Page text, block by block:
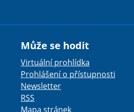
Může se hodit
Virtuální prohlídka
Prohlášení o přístupnosti
Newsletter
RSS
Mapa stránek